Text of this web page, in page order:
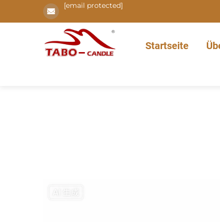
[email protected]
Startseite